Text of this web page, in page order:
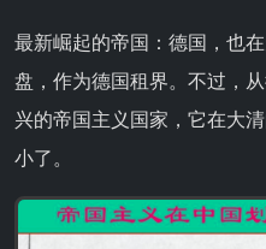
最新崛起的帝国：德国，也
盘，作为德国租界。不过，
兴的帝国主义国家，它在大
小了。